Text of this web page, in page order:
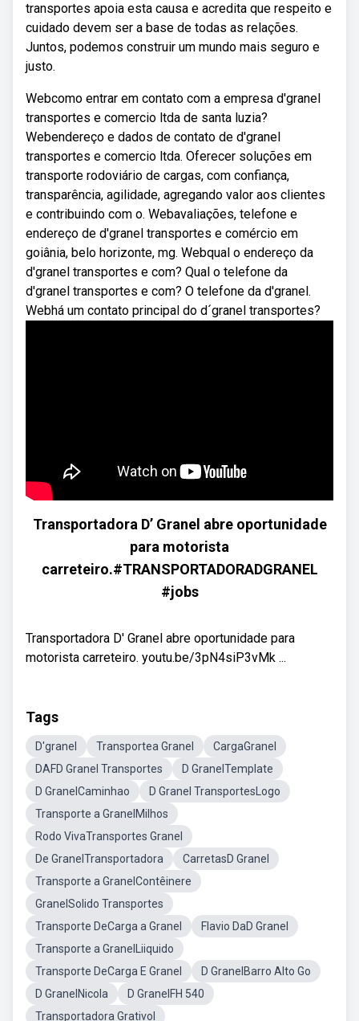
transportes apoia esta causa e acredita que respeito e
cuidado devem ser a base de todas as relações.
Juntos, podemos construir um mundo mais seguro e
justo.
Webcomo entrar em contato com a empresa d'granel
transportes e comercio ltda de santa luzia?
Webendereço e dados de contato de d'granel
transportes e comercio ltda. Oferecer soluções em
transporte rodoviário de cargas, com confiança,
transparência, agilidade, agregando valor aos clientes
e contribuindo com o. Webavaliações, telefone e
endereço de d'granel transportes e comércio em
goiânia, belo horizonte, mg. Webqual o endereço da
d'granel transportes e com? Qual o telefone da
d'granel transportes e com? O telefone da d'granel.
Webhá um contato principal do d´granel transportes?
Transportadora D’ Granel abre oportunidade
para motorista
carreteiro.#TRANSPORTADORADGRANEL
#jobs
Transportadora D' Granel abre oportunidade para
motorista carreteiro. youtu.be/3pN4siP3vMk ...
Tags
D'granel Transportea Granel
CargaGranel
DAFD Granel Transportes
D GranelTemplate
D GranelCaminhao
D Granel TransportesLogo
Transporte a GranelMilhos
Rodo VivaTransportes Granel
De GranelTransportadora
CarretasD Granel
Transporte a GranelContêinere
GranelSolido Transportes
Transporte DeCarga a Granel
Flavio DaD Granel
Transporte a GranelLiiquido
Transporte DeCarga E Granel
D GranelBarro Alto Go
D GranelNicola
D GranelFH 540
Transportadora Grativol